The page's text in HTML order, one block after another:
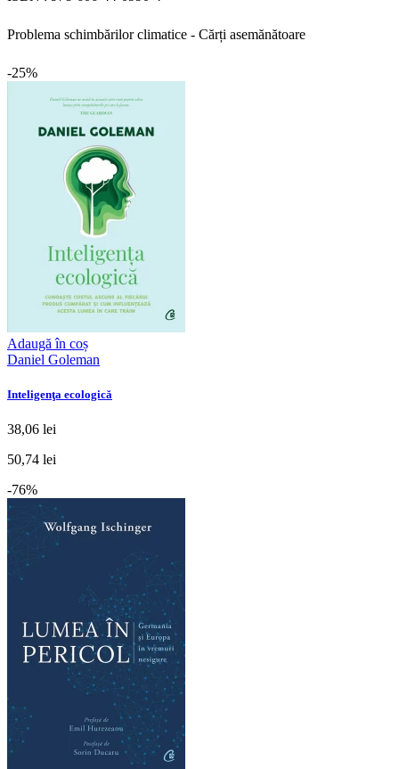
Problema schimbărilor climatice - Cărți asemănătoare
-25%
Adaugă în coș
Daniel Goleman
Inteligenţa ecologică
38,06 lei
50,74 lei
-76%